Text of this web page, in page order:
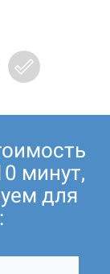
минут,
для